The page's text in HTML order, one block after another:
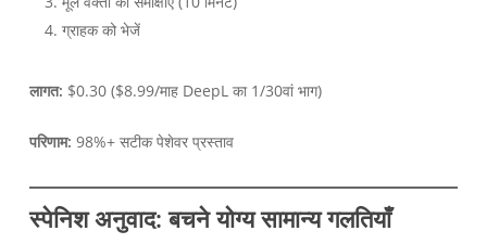
ग्राहक को भेजें
लागत: $0.30 ($8.99/माह DeepL का 1/30वां भाग)
परिणाम: 98%+ सटीक पेशेवर प्रस्ताव
स्पेनिश अनुवाद: बचने योग्य सामान्य गलतियाँ